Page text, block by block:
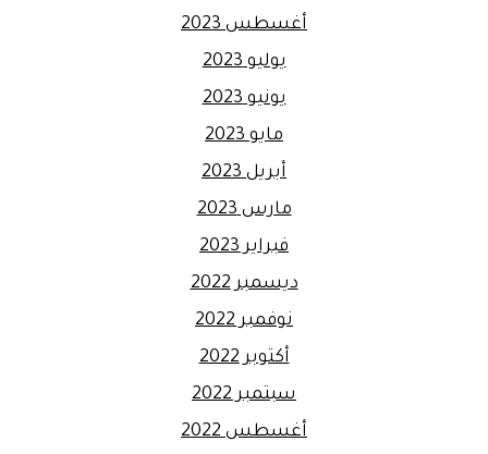
أغسطس 2023
يوليو 2023
يونيو 2023
مايو 2023
أبريل 2023
مارس 2023
فبراير 2023
ديسمبر 2022
نوفمبر 2022
أكتوبر 2022
سبتمبر 2022
أغسطس 2022